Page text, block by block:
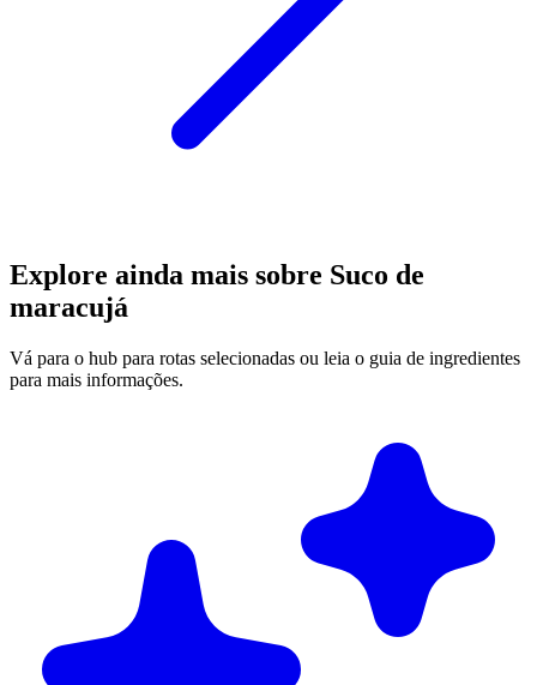
Explore ainda mais sobre Suco de
maracujá
Vá para o hub para rotas selecionadas ou leia o guia de ingredientes
para mais informações.